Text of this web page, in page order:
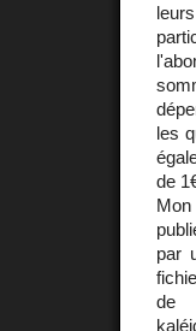
les
de
par
de